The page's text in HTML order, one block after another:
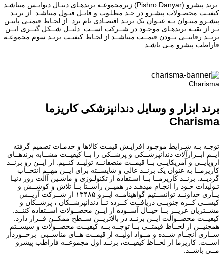
برند پیشرو (Pishro Danyar) زیرمجموعـه برندهـای دنتـال دیوایـس میباشـد
کیفیـت محصـولات پیشـرو در حـد مطلـوب و قابـل قبـول میباشـد. از برنـد
پیشـرو میتـوان بـه عنـوان یک برنـد اقتصـادی نام برد. از لحـاظ قیمتـی پاییـن
تـر از بقیـه برندهـای موجـود در شــرکت اســت. دلیــل شــکل گیــری ایــن
برنــد رقابتــی بــودن قیمــت میباشــد از لحـاظ کیفیـت برنـد سوم مجموعـه
فاراطب پیشرو مـی باشـد.
Charisma
برند ابزار و وسایل دندانپزشکی کاریزما
Charisma
توجـه بـه شـرایط موجـود افزایـش قیمـت کالاها و خدمـات تصمیم گرفته
ایــم ابــزارآلات دندانپزشــکی و پزشــکی را بــا کیفیــت مشــابه برندهــای
اروپایــی و آمریکایــی بــا قیمــت منصفانــه تولیــد کنــیم. از ایــن رو برنــد
کاریزمــا به عنوان یک برنــد عالی و شایســته برای ایــن مهــم انتخــاب
گردیــد. برنــد کاریزمــا بــا اسـتفاده از تکنولـوژی و ماشـین آالت روز دنیـا
تـولیدات خـود را انجـام میدهـد در همیــن راســتا بــا تلاش و کوشــش و
یــاری خداونــد توانســتیم گواهینامــه ایــزو ۱۳۴۸۵ از شــرکت آریــس
کیســی کــره جنوبــی دریافــت کــرده تــا دندانپزشــکان ، پزشــکان و
مشــتریان عزیــز بــا خیــال آســوده از ایــن محصــولات اســتفاده کننــد.
کیفیــت محصــوالت ایــن برنــد در بالاتریــن ســطح ممکــن قــرار دارد.
همچنیــن از لحــاظ قیمتــی بــا توجــه بــه کیفیــت محصــولات و سیســتم
ســازی انجــام شــده و مــواد اولیــه از قیمــت هــای مناســبی برخــوردار
اســت. کاریزما از لحــاظ کیفیــت، برنــد اول مجموعــه فاراطب پیشرو
مــی باشــد.